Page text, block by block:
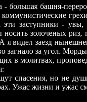
башня-
заступники -
золоченых
я видел заезд
загнало за угол.
в молитвах,
спасения, но не
Ужас жизни и ужас